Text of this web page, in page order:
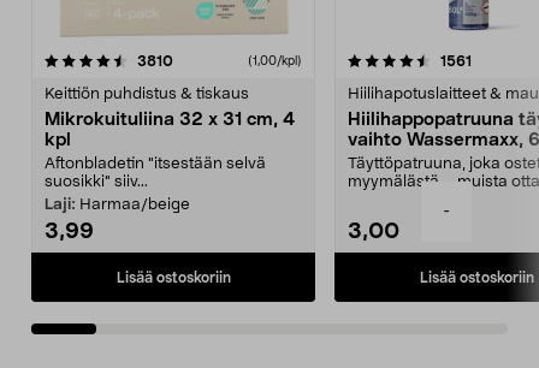
-
3810arvostelut (1,00/kpl)
Keittiön puhdistus & tiskaus
Mikrokuituliina 32 x 31 cm, 4
kpl
Aftonbladetin "itsestään selvä
suosikki" siiv...
Laji: Harmaa/beige
3,99
Lisää ostoskoriin
4.5viidestä
1561
Hiilihapotuslaitteet &
Hiilihappopatruuna
vaihto Wassermaxx,
Täyttöpatruuna, joka
myymälästä – muista
3,00
Lisää ostoskoriin
4.5viidestä